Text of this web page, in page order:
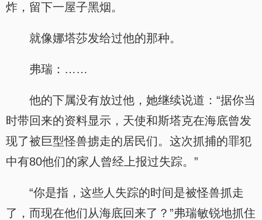
炸，留下一屋子黑烟。
就像娜塔莎发给过他的那种。
弗瑞：……
他的下属没有放过他，她继续说道：“据你当
时带回来的资料显示，天使和斯塔克在海底曾发
现了被巨型怪兽掳走的居民们。这次抓捕的罪犯
中有80他们的家人曾经上报过失踪。”
“你是指，这些人失踪的时间是被怪兽抓走
了，而现在他们从海底回来了？”弗瑞敏锐地抓住